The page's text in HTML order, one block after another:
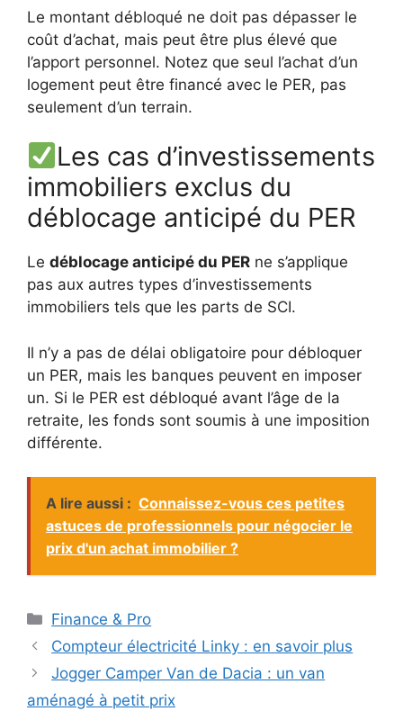
Le montant débloqué ne doit pas dépasser le
coût d’achat, mais peut être plus élevé que
l’apport personnel. Notez que seul l’achat d’un
logement peut être financé avec le PER, pas
seulement d’un terrain.
Les cas d’investissements
immobiliers exclus du
déblocage anticipé du PER
Le déblocage anticipé du PER ne s’applique
pas aux autres types d’investissements
immobiliers tels que les parts de SCI.
Il n’y a pas de délai obligatoire pour débloquer
un PER, mais les banques peuvent en imposer
un. Si le PER est débloqué avant l’âge de la
retraite, les fonds sont soumis à une imposition
différente.
A lire aussi : Connaissez-vous ces petites
astuces de professionnels pour négocier le
prix d'un achat immobilier ?
Catégories
Finance & Pro
Compteur électricité Linky : en savoir plus
Jogger Camper Van de Dacia : un van
aménagé à petit prix